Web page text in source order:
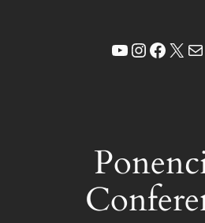
YouTube
X